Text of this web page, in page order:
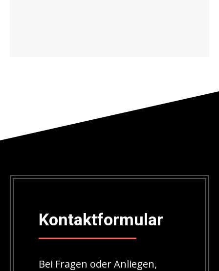
Kontaktformular
Bei Fragen oder Anliegen,